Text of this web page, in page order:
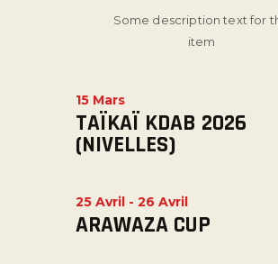
Some description text for
item
TAÏKAÏ KDAB 2026
(NIVELLES)
15 Mars
ARAWAZA CUP
25 Avril - 26 Avril